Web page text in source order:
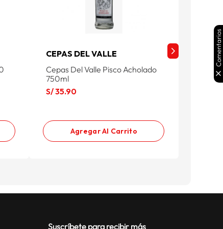
CEPAS DEL VALLE
Cepas Del Valle Pisco Acholado
750ml
S/35.90
Agregar Al Carrito
ANIS
Anis
.
Suscríbete para recibir más
Comentarios